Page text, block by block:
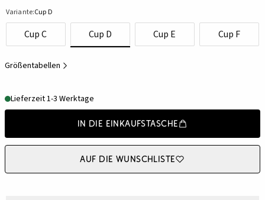
Variante:Cup D
Cup C Cup D Cup E Cup F
Größentabellen
Lieferzeit 1-3 Werktage
In die Einkaufstasche
Auf die Wunschliste